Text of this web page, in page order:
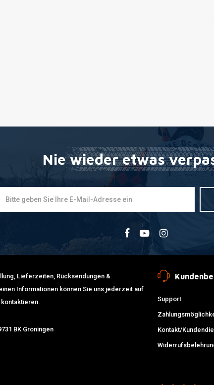
Nie wieder etwas
Lieferzeiten, Rücksendungen &
Informationen können Sie uns jederzeit auf
BK Groningen
Support
Kontakt/